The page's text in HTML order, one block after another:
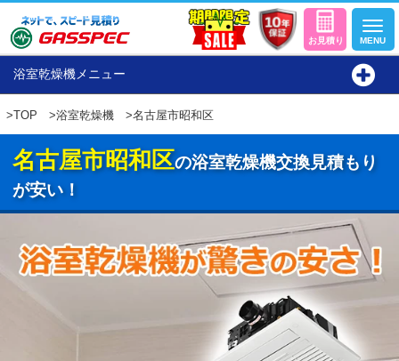
浴室乾燥機メニュー
>TOP >浴室乾燥機 >名古屋市昭和区
名古屋市昭和区の浴室乾燥機交換見積もり
が安い！